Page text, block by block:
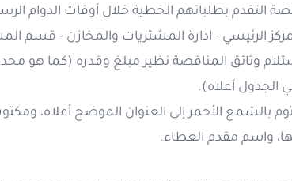
التقدم بطلباتهم الخطية خلال أوقات الدوام
الرئيسي - ادارة المشتريات والمخازن - قسم
وثائق المناقصة نظير مبلغ وقدره (كما هو محدد
الجدول أعلاه).
الأحمر إلى العنوان الموضح أعلاه،
واسم مقدم العطاء.